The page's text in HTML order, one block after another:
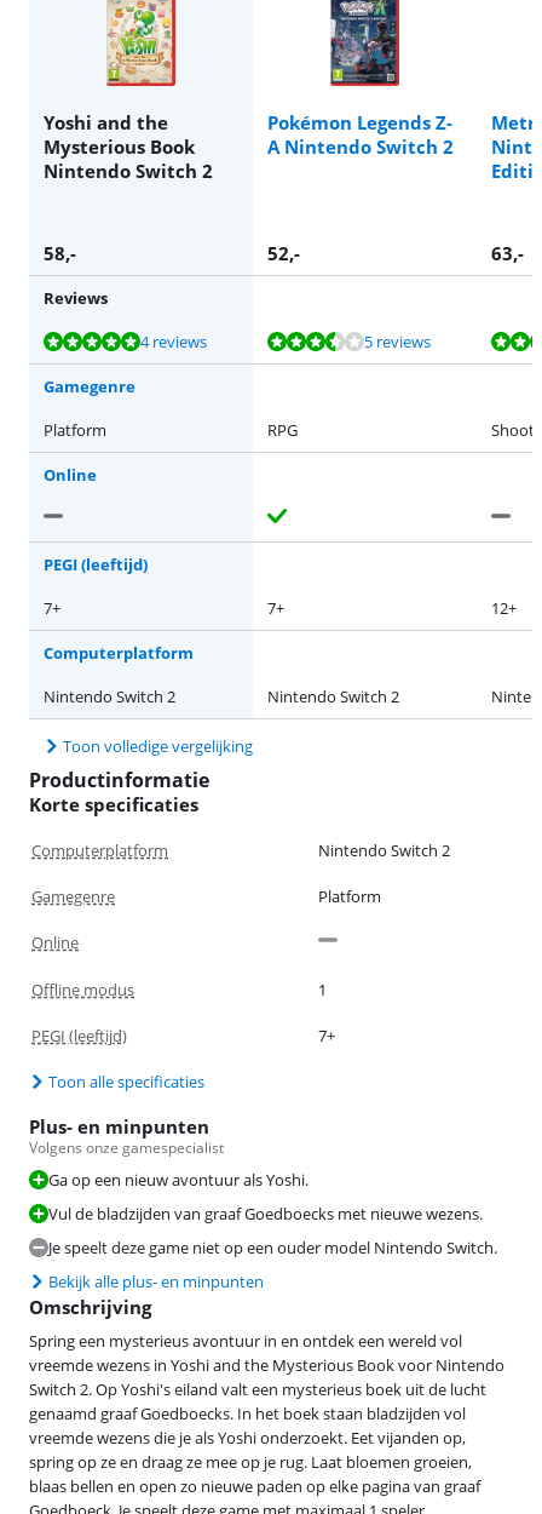
Yoshi and the
Mysterious Book
Nintendo Switch 2
Pokémon Legends Z-
A Nintendo Switch 2
58,- 52,- 63,-
Reviews
Beoordeling is 9,8 van de 10, gebaseerd op 4 reviews.
4 reviews
Beoordeling is 7,3 van de 10, gebaseerd op 5 reviews.5 reviews
Beoordeling is 7,6 van de 10, gebaseerd op 3 reviews.
Beoordeling is 8,7 van de 10, gebaseerd op 9 reviews.
Gamegenre
Platform
RPG
Online
PEGI (leeftijd)
7+
7+ 12+
Computerplatform
Nintendo Switch 2
Nintendo Switch 2
Toon volledige vergelijking
Productinformatie
Korte specificaties
Computerplatform Nintendo Switch 2
Gamegenre Platform
Online
Offline modus 1
PEGI (leeftijd) 7+
Toon alle specificaties
Plus- en minpunten
Volgens onze gamespecialist
Ga op een nieuw avontuur als Yoshi.
Vul de bladzijden van graaf Goedboecks met nieuwe wezens.
Je speelt deze game niet op een ouder model Nintendo Switch.
Bekijk alle plus- en minpunten
Omschrijving
Spring een mysterieus avontuur in en ontdek een wereld vol
vreemde wezens in Yoshi and the Mysterious Book voor Nintendo
Switch 2. Op Yoshi's eiland valt een mysterieus boek uit de lucht
genaamd graaf Goedboecks. In het boek staan bladzijden vol
vreemde wezens die je als Yoshi onderzoekt. Eet vijanden op,
spring op ze en draag ze mee op je rug. Laat bloemen groeien,
blaas bellen en open zo nieuwe paden op elke pagina van graaf